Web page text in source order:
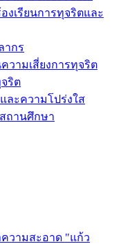
งเรียนการทุจริตและ
ากร
วามเสี่ยงการทุจริต
ริต
ละความโปร่งใส
ถานศึกษา
วามสะอาด "แก้ว